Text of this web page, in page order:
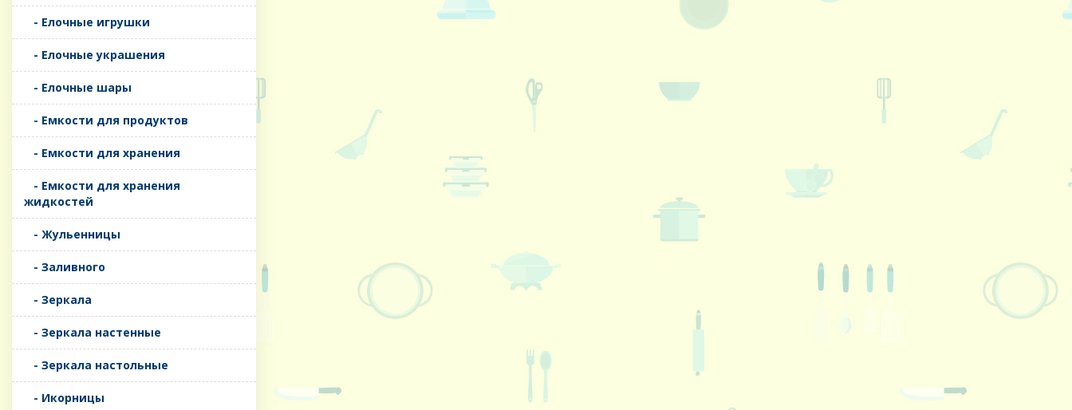
- Елочные игрушки
- Елочные украшения
- Елочные шары
- Емкости для продуктов
- Емкости для хранения
- Емкости для хранения
жидкостей
- Жульенницы
- Заливного
- Зеркала
- Зеркала настенные
- Зеркала настольные
- Икорницы